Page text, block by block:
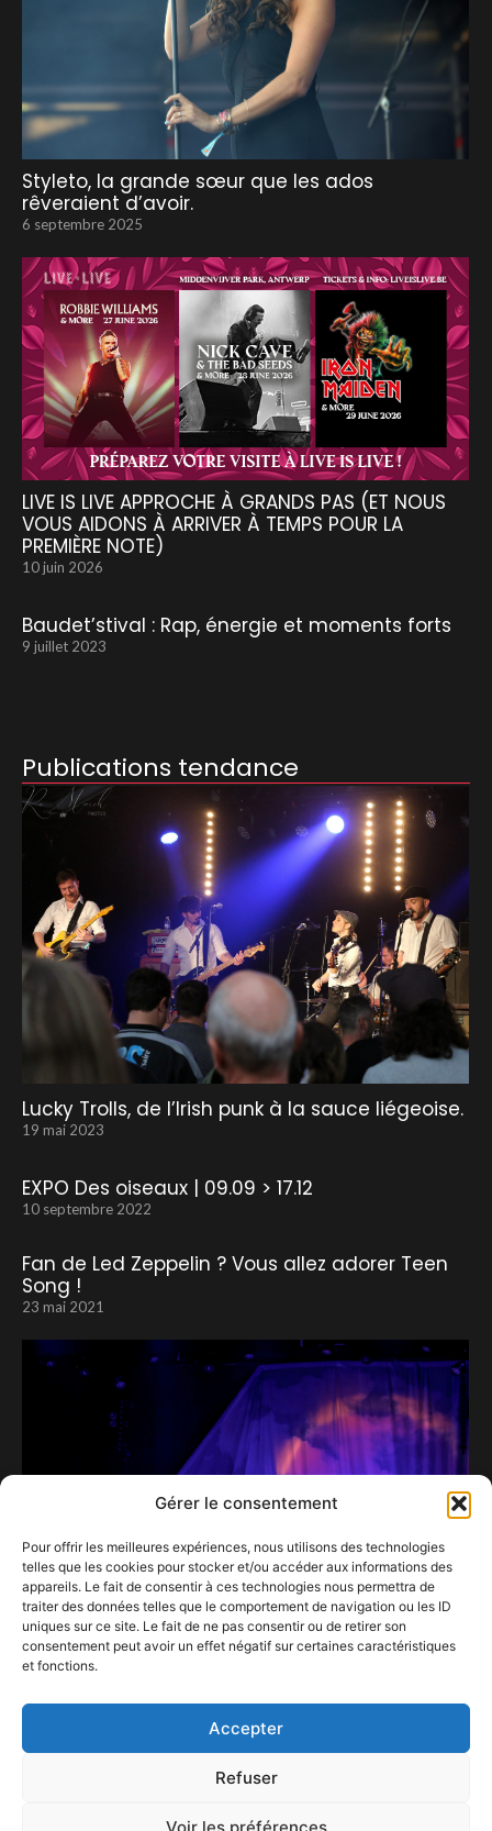
Gérer le consentement
Pour offrir les meilleures expériences, nous utilisons des technologies
telles que les cookies pour stocker et/ou accéder aux informations des
appareils. Le fait de consentir à ces technologies nous permettra de
traiter des données telles que le comportement de navigation ou les ID
uniques sur ce site. Le fait de ne pas consentir ou de retirer son
consentement peut avoir un effet négatif sur certaines caractéristiques
et fonctions.
Accepter
Refuser
Voir les préférences
Styleto, la grande sœur que les ados
rêveraient d’avoir.
6 septembre 2025
LIVE IS LIVE APPROCHE À GRANDS PAS (ET NOUS
VOUS AIDONS À ARRIVER À TEMPS POUR LA
PREMIÈRE NOTE)
10 juin 2026
Baudet’stival : Rap, énergie et moments forts
9 juillet 2023
Publications tendance
Lucky Trolls, de l’Irish punk à la sauce liégeoise.
19 mai 2023
EXPO Des oiseaux | 09.09 > 17.12
10 septembre 2022
Fan de Led Zeppelin ? Vous allez adorer Teen
Song !
23 mai 2021
Odezenne : L’Éclectisme Musical et l’Amitié qui
19 septembre 2023